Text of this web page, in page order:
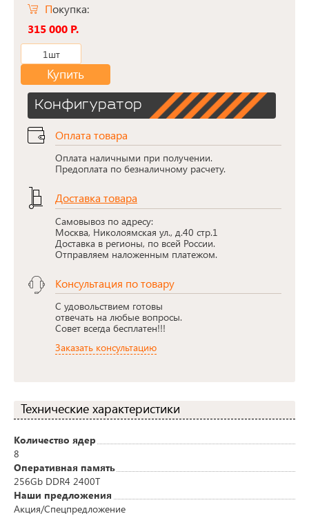
Покупка:
315 000 Р.
1шт
Купить
Конфигуратор
Оплата товара
Оплата наличными при получении.
Предоплата по безналичному расчету.
Доставка товара
Самовывоз по адресу:
Москва, Николоямская ул., д.40 стр.1
Доставка в регионы, по всей России.
Отправляем наложенным платежом.
Консультация по товару
С удовольствием готовы
отвечать на любые вопросы.
Совет всегда бесплатен!!!
Заказать консультацию
Технические характеристики
Количество ядер
8
Оперативная память
256Gb DDR4 2400T
Наши предложения
Акция/Спецпредложение